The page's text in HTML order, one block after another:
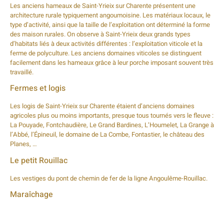
Les anciens hameaux de Saint-Yrieix sur Charente présentent une
architecture rurale typiquement angoumoisine. Les matériaux locaux, le
type d’activité, ainsi que la taille de l’exploitation ont déterminé la forme
des maison rurales. On observe à Saint-Yrieix deux grands types
d’habitats liés à deux activités différentes : l’exploitation viticole et la
ferme de polyculture. Les anciens domaines viticoles se distinguent
facilement dans les hameaux grâce à leur porche imposant souvent très
travaillé.
Fermes et logis
Les logis de Saint-Yrieix sur Charente étaient d’anciens domaines
agricoles plus ou moins importants, presque tous tournés vers le fleuve :
La Pouyade, Fontchaudière, Le Grand Bardines, L’Houmelet, La Grange à
l’Abbé, l’Épineuil, le domaine de La Combe, Fontastier, le château des
Planes, …
Le petit Rouillac
Les vestiges du pont de chemin de fer de la ligne Angoulême-Rouillac.
Maraîchage